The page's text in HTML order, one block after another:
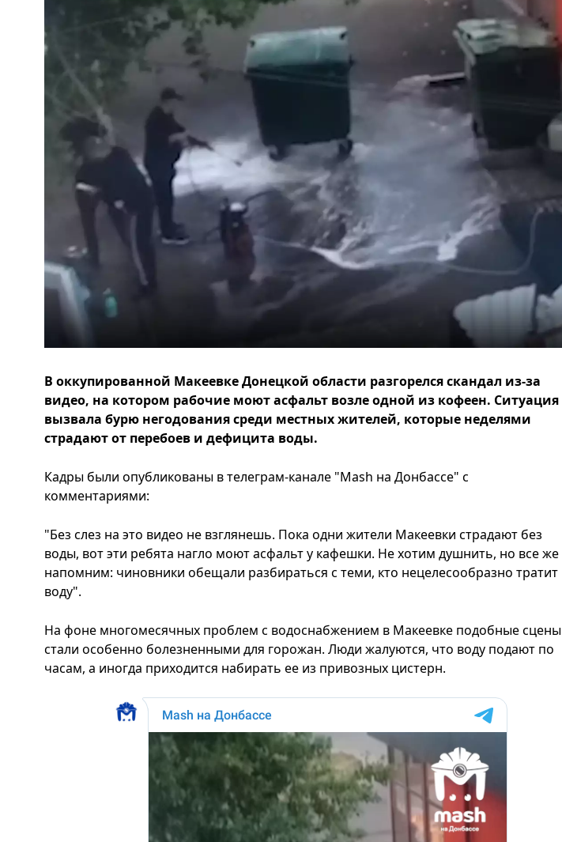
В оккупированной Макеевке Донецкой области разгорелся скандал из-за
видео, на котором рабочие моют асфальт возле одной из кофеен. Ситуация
вызвала бурю негодования среди местных жителей, которые неделями
страдают от перебоев и дефицита воды.
Кадры были опубликованы в телеграм-канале "Mash на Донбассе" с
комментариями:
"Без слез на это видео не взглянешь. Пока одни жители Макеевки страдают без
воды, вот эти ребята нагло моют асфальт у кафешки. Не хотим душнить, но все же
напомним: чиновники обещали разбираться с теми, кто нецелесообразно тратит
воду".
На фоне многомесячных проблем с водоснабжением в Макеевке подобные сцены
стали особенно болезненными для горожан. Люди жалуются, что воду подают по
часам, а иногда приходится набирать ее из привозных цистерн.